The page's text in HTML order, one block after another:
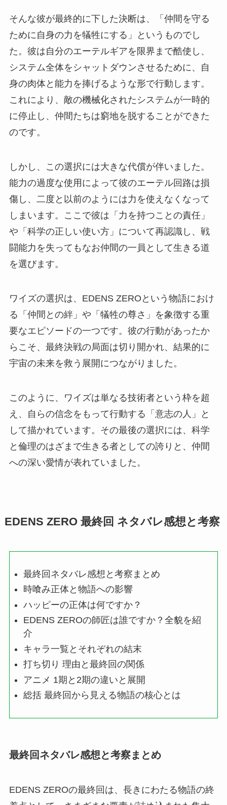
そんな彼が最終的に下した決断は、「仲間を守る
ために自身の力を犠牲にする」というものでし
た。彼は自分のエーテルギアを限界まで酷使し、
システム全体をシャットダウンさせるために、自
身の肉体と能力を捧げるような形で行動します。
これにより、敵の機械化されたシステムが一時的
に停止し、仲間たちは窮地を脱することができた
のです。
しかし、この選択には大きな代償が伴いました。
能力の過度な使用によって彼のエーテル回路は損
傷し、二度と以前のようには力を使えなくなって
しまいます。ここで彼は「力を持つことの責任」
や「科学の正しい使い方」について再認識し、戦
闘能力を失ってもなお仲間の一員として生きる道
を選びます。
ワイズの選択は、EDENS ZEROという物語におけ
る「仲間との絆」や「犠牲の尊さ」を象徴する重
要なエピソードの一つです。彼の行動があったか
らこそ、最終決戦の局面は切り開かれ、結果的に
宇宙の未来を救う展開につながりました。
このように、ワイズは単なる技術者という枠を超
え、自らの信念をもって行動する「意志の人」と
して描かれています。その最後の選択には、科学
と倫理のはざまで生きる者としての誇りと、仲間
への深い愛情が表れていました。
EDENS ZERO 最終回 ネタバレ感想と考察
最終回ネタバレ感想と考察まとめ
時喰み正体と物語への影響
ハッピーの正体は何ですか？
EDENS ZEROの師匠は誰ですか？全貌を紹
介
キャラ一覧とそれぞれの結末
打ち切り 理由と最終回の関係
アニメ 1期と2期の違いと展開
総括 最終回から見える物語の核心とは
最終回ネタバレ感想と考察まとめ
EDENS ZEROの最終回は、長きにわたる物語の終